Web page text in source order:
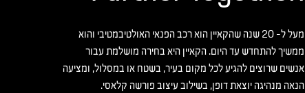
מעל ל- 20 שנה שהקאיין הוא רכב הפנאי האולטיבמטיבי והוא
ממשיך להתחדש עד היום. הקאיין היא בחירה מושלמת עבור
אנשים שרוצים להגיע לכל מקום בעיר, בשטח או במסלול, ומציעה
הנאה מנהיגה יוצאת דופן, בשילוב עיצוב פורשה קלאסי.